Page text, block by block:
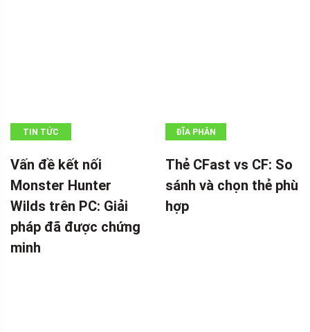
TIN TỨC
Vấn đề kết nối
Monster Hunter
Wilds trên PC: Giải
pháp đã được chứng
minh
ĐĨA PHÂN
Thẻ CFast vs CF: So
sánh và chọn thẻ phù
hợp